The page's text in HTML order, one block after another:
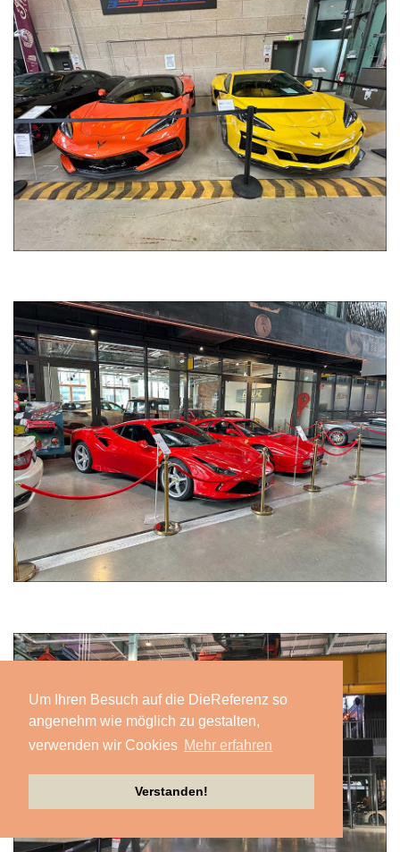
Um Ihren Besuch auf die DieReferenz so
angenehm wie möglich zu gestalten,
verwenden wir Cookies Mehr erfahren
Verstanden!